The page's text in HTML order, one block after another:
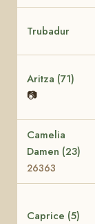
Trubadur
Aritza (71)
📷
Camelia
Damen (23)
26363
Caprice (5)